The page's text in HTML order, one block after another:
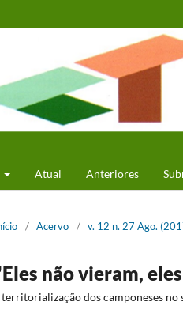
Atual Anteriores
/ Acervo / v. 12 n. 27 Ago.
não vieram,
territorialização dos camponeses no